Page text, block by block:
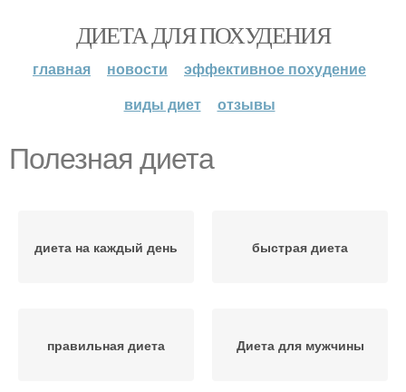
ДИЕТА ДЛЯ ПОХУДЕНИЯ
главная новости
эффективное похудение
виды диет
отзывы
Полезная диета
диета на каждый день быстрая диета
правильная диета Диета для мужчины